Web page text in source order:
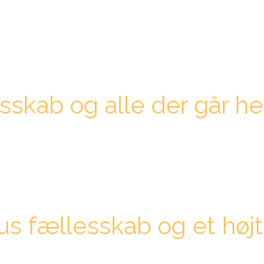
og alle der går
fællesskab og et